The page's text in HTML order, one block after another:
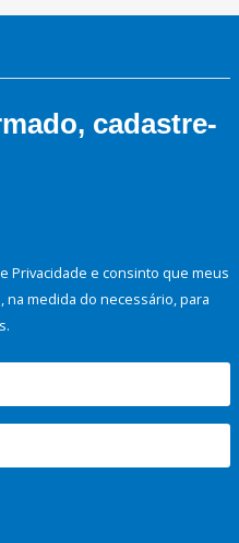
cadastre-
Privacidade e consinto que meus
medida do necessário, para